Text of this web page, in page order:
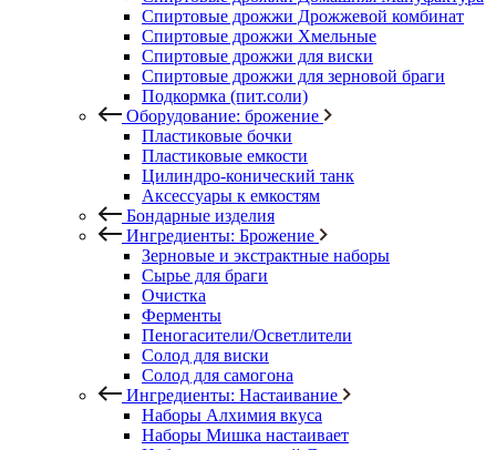
Спиртовые дрожжи Дрожжевой комбинат
Спиртовые дрожжи Хмельные
Спиртовые дрожжи для виски
Спиртовые дрожжи для зерновой браги
Подкормка (пит.соли)
Оборудование: брожение
Пластиковые бочки
Пластиковые емкости
Цилиндро-конический танк
Аксессуары к емкостям
Бондарные изделия
Ингредиенты: Брожение
Зерновые и экстрактные наборы
Сырье для браги
Очистка
Ферменты
Пеногасители/Осветлители
Солод для виски
Солод для самогона
Ингредиенты: Настаивание
Наборы Алхимия вкуса
Наборы Мишка настаивает